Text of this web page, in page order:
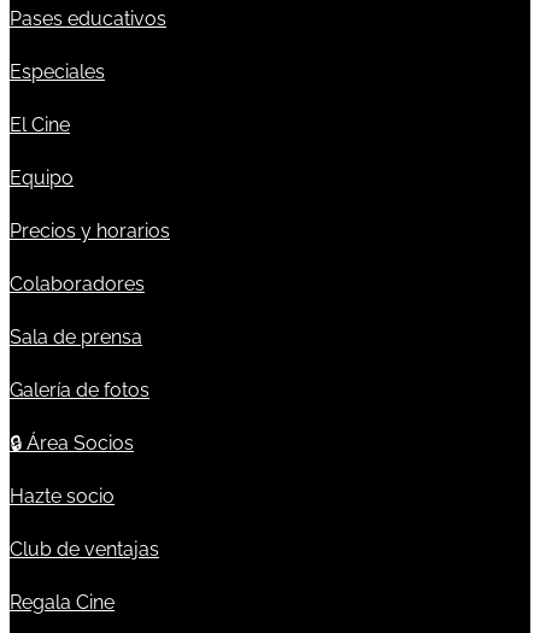
Pases educativos
Especiales
El Cine
Equipo
Precios y horarios
Colaboradores
Sala de prensa
Galería de fotos
🔒 Área Socios
Hazte socio
Club de ventajas
Regala Cine